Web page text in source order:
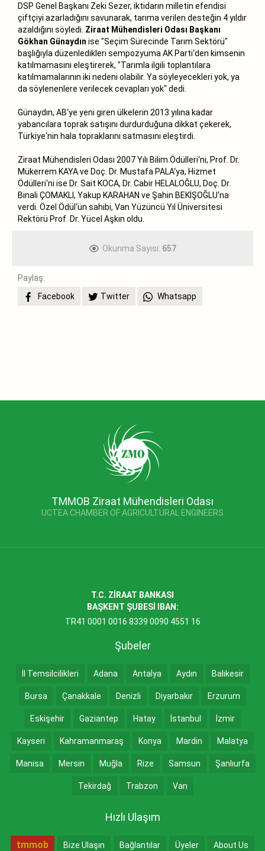
DSP Genel Başkanı Zeki Sezer, iktidarın milletin efendisi
çiftçiyi azarladığını savunarak, tarıma verilen desteğin 4 yıldır
azaldığını söyledi. Ziraat Mühendisleri Odası Başkanı
Gökhan Günaydın ise "Seçim Sürecinde Tarım Sektörü"
başlığıyla düzenledikleri sempozyuma AK Parti‘den kimsenin
katılmamasını eleştirerek, "Tarımla ilgili toplantılara
katılmamalarının iki nedeni olabilir. Ya söyleyecekleri yok, ya
da söylenenlere verilecek cevapları yok" dedi.
Günaydın, AB‘ye yeni giren ülkelerin 2013 yılına kadar
yabancılara toprak satışını durdurduğuna dikkat çekerek,
Türkiye‘nin hala topraklarını satmasını eleştirdi.
Ziraat Mühendisleri Odası 2007 Yılı Bilim Ödülleri‘ni, Prof. Dr.
Mükerrem KAYA ve Doç. Dr. Mustafa PALA‘ya, Hizmet
Ödülleri‘ni ise Dr. Sait KOCA, Dr. Cabir HELALOĞLU, Doç. Dr.
Binali ÇOMAKLI, Yakup KARAHAN ve Şahin BEKİŞOĞLU‘na
verdi. Özel Ödül‘ün sahibi, Van Yüzüncü Yıl Üniversitesi
Rektörü Prof. Dr. Yücel Aşkın oldu.
Okunma Sayısı: 657
Paylaş:
Facebook
Twitter Whatsapp
TMMOB Ziraat Mühendisleri Odası
UCTEA CHAMBER OF AGRICULTURAL ENGINEERS
T.C. ZİRAAT BANKASI
BAŞKENT ŞUBESİ IBAN:
TR41 0001 0016 8339 0090 4551 16
Şubeler
İl Temsilcilikleri Adana Antalya Aydın Balıkesir
Bursa Çanakkale Denizli Diyarbakır Erzurum
Eskişehir Gaziantep Hatay İstanbul İzmir
Kayseri Kahramanmaraş Konya Mardin Malatya
Manisa Mersin Muğla Rize Samsun Şanlıurfa
Tekirdağ Trabzon Van
Hızlı Ulaşım
tmmob Bize Ulaşın Bağlantılar Üyeler About Us